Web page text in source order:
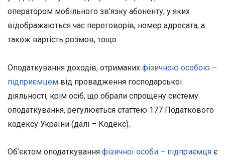
оператором мобільного зв’язку абоненту, у яких
відображаються час переговорів, номер адресата, а
також вартість розмов, тощо.
Оподаткування доходів, отриманих фізичною особою –
підприємцем від провадження господарської
діяльності, крім осіб, що обрали спрощену систему
оподаткування, регулюється статтею 177 Податкового
кодексу України (далі – Кодекс).
Об’єктом оподаткування фізичної особи – підприємця є